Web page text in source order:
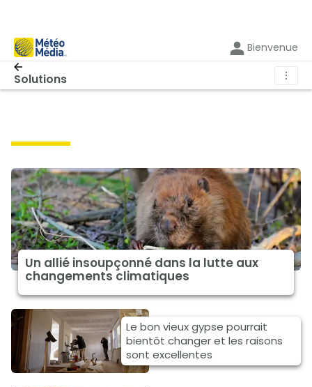
Bienvenue
Solutions ⋮
Un allié insoupçonné dans la lutte aux
changements climatiques
Le bon vieux gypse pourrait
bientôt changer et les raisons
sont excellentes